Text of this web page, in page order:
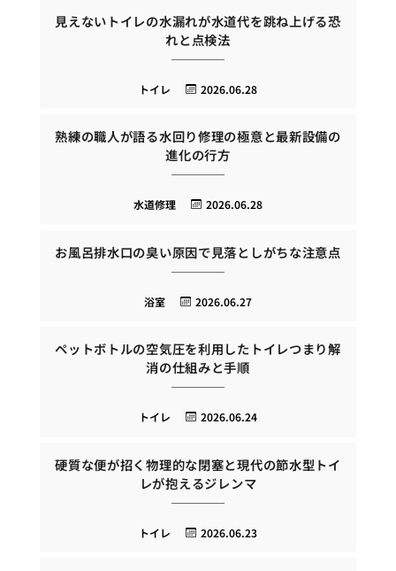
見えないトイレの水漏れが水道代を跳ね上げる恐
れと点検法
2026.06.28
トイレ
熟練の職人が語る水回り修理の極意と最新設備の
進化の行方
2026.06.28
水道修理
お風呂排水口の臭い原因で見落としがちな注意点
2026.06.27
浴室
ペットボトルの空気圧を利用したトイレつまり解
消の仕組みと手順
2026.06.24
トイレ
硬質な便が招く物理的な閉塞と現代の節水型トイ
レが抱えるジレンマ
2026.06.23
トイレ